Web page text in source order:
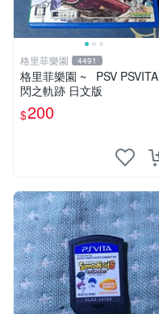
格里菲樂園 4491
格里菲樂園 ~ PSV PSVITA
閃之軌跡 日文版
$200